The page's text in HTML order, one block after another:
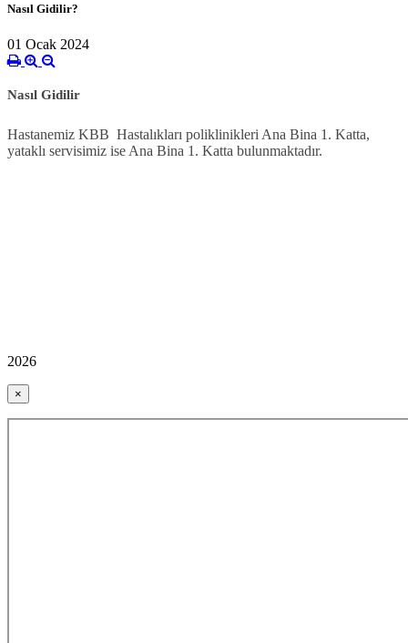
Nasıl Gidilir?
01 Ocak 2024
Nasıl Gidilir
Hastanemiz KBB Hastalıkları poliklinikleri Ana Bina 1. Katta,
yataklı servisimiz ise Ana Bina 1. Katta bulunmaktadır.
2026
×